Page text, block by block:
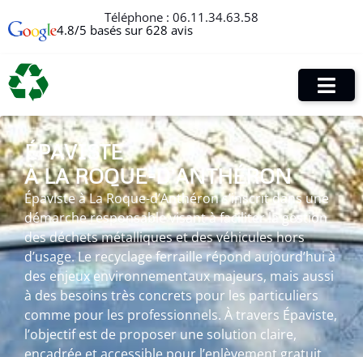
Téléphone : 06.11.34.63.58
4.8/5 basés sur 628 avis
ÉPAVISTE
À LA ROQUE-D’ANTHÉRON
Épaviste à La Roque-d’Anthéron s’inscrit dans une
démarche responsable visant à faciliter la gestion
des déchets métalliques et des véhicules hors
d’usage. Le recyclage ferraille répond aujourd’hui à
des enjeux environnementaux majeurs, mais aussi
à des besoins très concrets pour les particuliers
comme pour les professionnels. À travers Épaviste,
l’objectif est de proposer une solution claire,